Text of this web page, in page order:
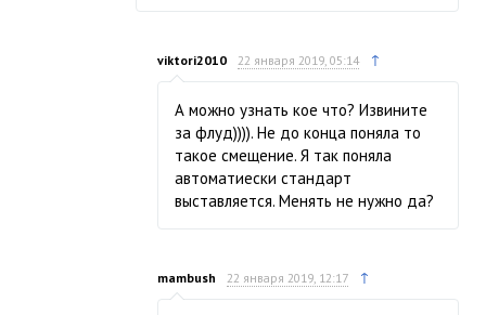
viktori2010 22 января 2019, 05:14 ↑
А можно узнать кое что? Извините
за флуд)))). Не до конца поняла то
такое смещение. Я так поняла
автоматиески стандарт
выставляется. Менять не нужно да?
mambush 22 января 2019, 12:17 ↑